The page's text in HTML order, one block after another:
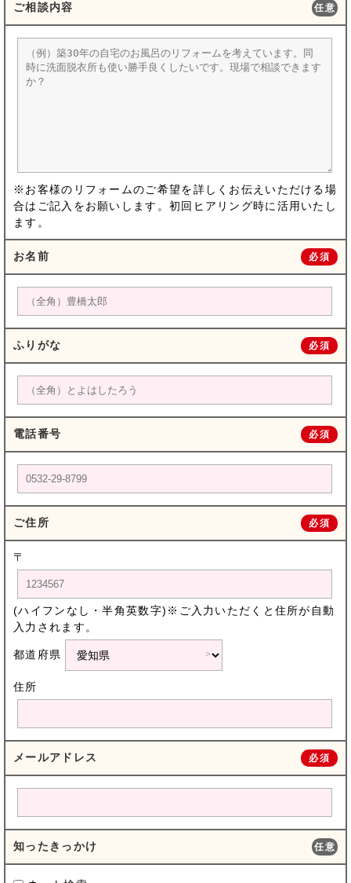
ご相談内容 任意
※お客様のリフォームのご希望を詳しくお伝えいただける場
合はご記入をお願いします。初回ヒアリング時に活用いたし
ます。
お名前 必須
ふりがな 必須
電話番号 必須
ご住所 必須
〒
(ハイフンなし・半角英数字)※ご入力いただくと住所が自動
入力されます。
都道府県
住所
メールアドレス 必須
知ったきっかけ 任意